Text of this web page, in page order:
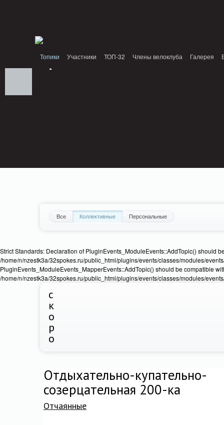
Топики Участники ТОП-32 Члены велоклуба Галерея
Все Коллективные Персональные
Strict Standards: Declaration of PluginEvents_ModuleEvents::AddTopic() should
/home/n/nzestk3a/32spokes.ru/public_html/plugins/events/classes/modules/
PluginEvents_ModuleEvents_MapperEvents::AddTopic() should be compatible
/home/n/nzestk3a/32spokes.ru/public_html/plugins/events/classes/modules/
с
к
о
р
о
Отдыхательно-купательно-
созерцательная 200-ка
Отчаянные